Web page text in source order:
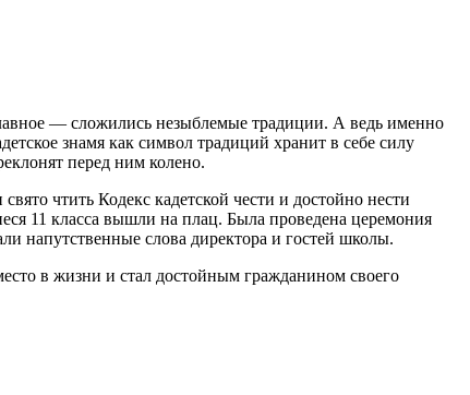
— сложились незыблемые традиции. А ведь именно
знамя как символ традиций хранит в себе силу
перед ним колено.
чтить Кодекс кадетской чести и достойно нести
11 класса вышли на плац. Была проведена церемония
напутственные слова директора и гостей школы.
в жизни и стал достойным гражданином своего